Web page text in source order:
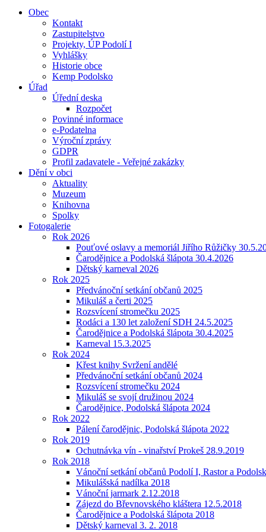
Obec
Kontakt
Zastupitelstvo
Projekty, ÚP Podolí I
Vyhlášky
Historie obce
Kemp Podolsko
Úřad
Úřední deska
Rozpočet
Povinné informace
e-Podatelna
Výroční zprávy
GDPR
Profil zadavatele - Veřejné zakázky
Dění v obci
Aktuality
Muzeum
Knihovna
Spolky
Fotogalerie
Rok 2026
Pouťové oslavy a memoriál Jiřího Růžičky
Čarodějnice a Podolská šlápota 30.4.2026
Dětský karneval 2026
Rok 2025
Předvánoční setkání občanů 2025
Mikuláš a čerti 2025
Rozsvícení stromečku 2025
Rodáci a 130 let založení SDH 24.5.2025
Čarodějnice a Podolská šlápota 30.4.2025
Karneval 15.3.2025
Rok 2024
Křest knihy Svržení andělé
Předvánoční setkání občanů 2024
Rozsvícení stromečku 2024
Mikuláš se svojí družinou 2024
Čarodějnice, Podolská šlápota 2024
Rok 2022
Pálení čarodějnic, Podolská šlápota 2022
Rok 2019
Ochutnávka vín - vinařství Prokeš 28.9.2019
Rok 2018
Vánoční setkání občanů Podolí I, Rastor a
Mikulášská nadílka 2018
Vánoční jarmark 2.12.2018
Zájezd do Břevnovského kláštera 12.5.2018
Čarodějnice a Podolská šlápota 2018
Dětský karneval 3. 2. 2018